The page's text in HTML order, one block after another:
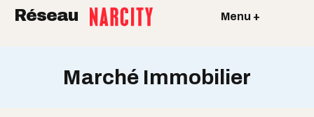
Réseau Menu +
Marché Immobilier